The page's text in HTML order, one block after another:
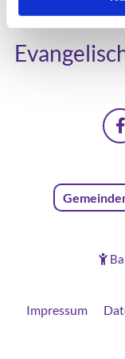

Impressum